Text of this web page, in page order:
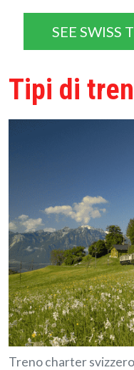
SEE SWISS
Tipi di
Treno charter